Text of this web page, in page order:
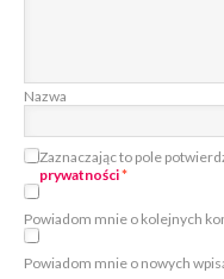
Nazwa
Zaznaczając to pole
prywatności*
Powiadom mnie o kolejnych
Powiadom mnie o nowych